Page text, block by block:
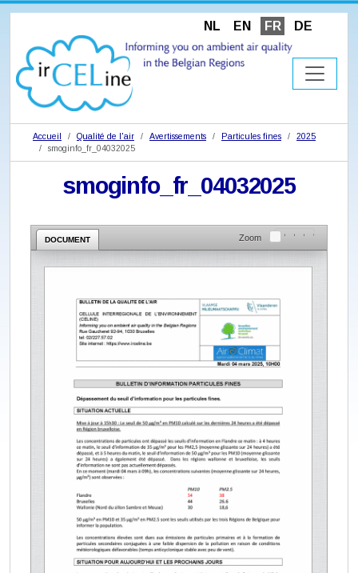
NL EN FR DE
Accueil Qualité de l'air Avertissements Particules fines
2025
smoginfo_fr_04032025
smoginfo_fr_04032025
DOCUMENT Zoom